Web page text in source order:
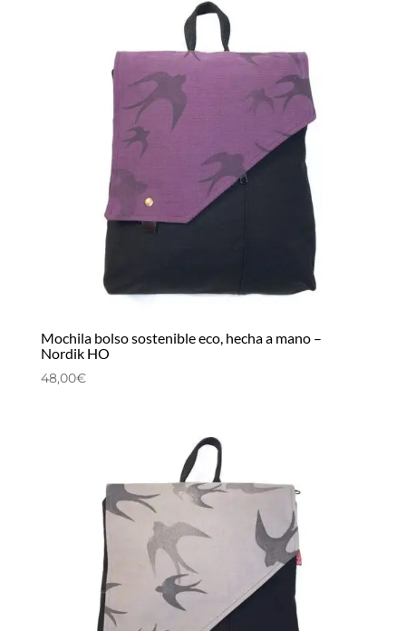
Mochila bolso sostenible eco, hecha a mano –
Nordik HO
48,00€